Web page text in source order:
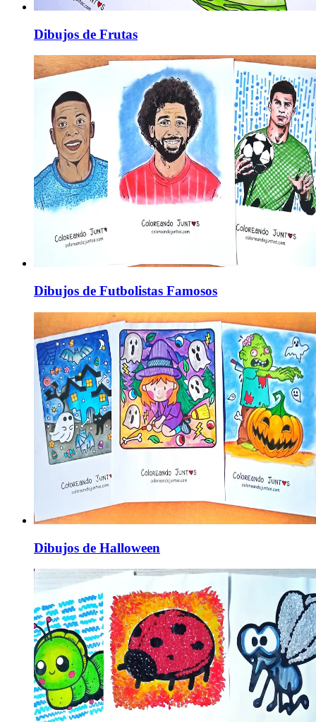
Dibujos de Frutas
Dibujos de Futbolistas Famosos
Dibujos de Halloween